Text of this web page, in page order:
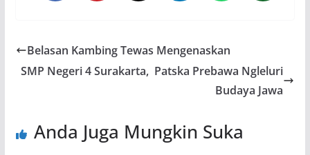
Belasan Kambing Tewas Mengenaskan
SMP Negeri 4 Surakarta, Patska Prebawa Ngleluri
Budaya Jawa
Anda Juga Mungkin Suka